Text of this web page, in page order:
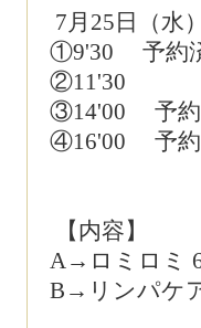
7月25日（水
①9'30 予約
②11'30
③14'00 予
④16'00 予
【内容】
A→ロミロミ
B→リンパケ